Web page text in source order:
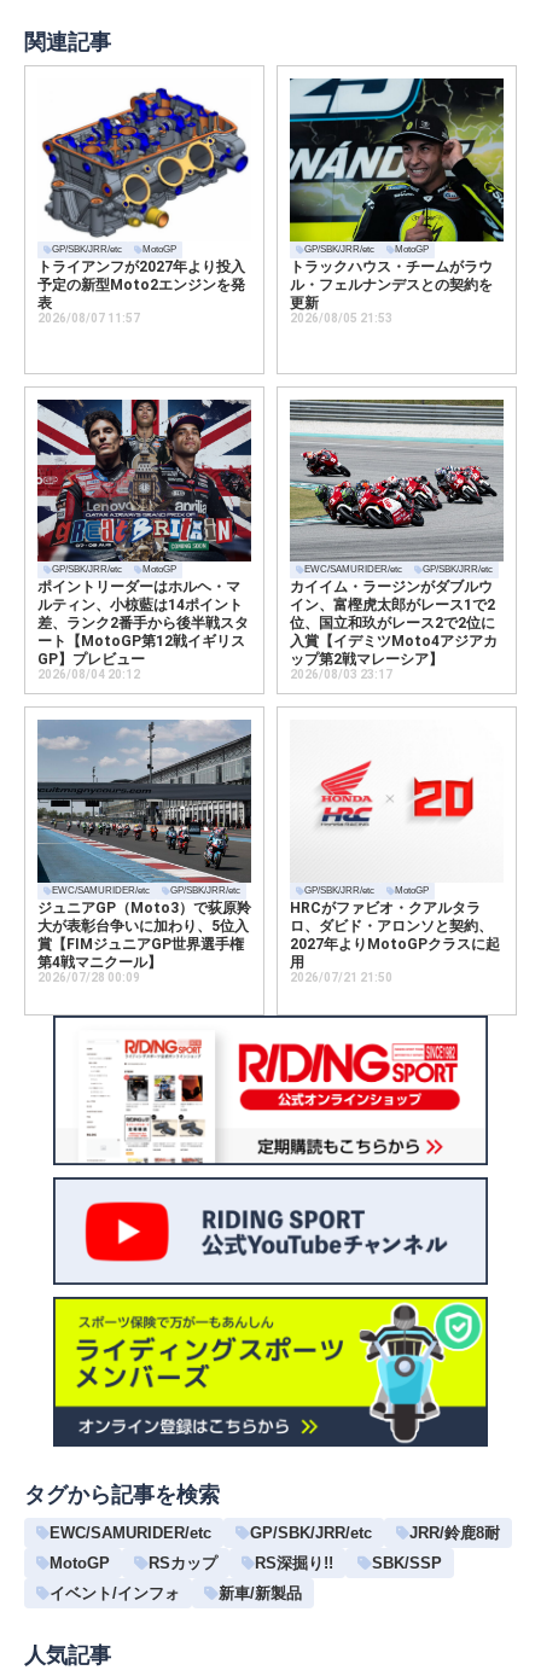
関連記事
GP/SBK/JRR/etc MotoGP
トライアンフが2027年より投入
予定の新型Moto2エンジンを発
表
2026/08/07 11:57
GP/SBK/JRR/etc MotoGP
トラックハウス・チームがラウ
ル・フェルナンデスとの契約を
更新
2026/08/05 21:53
GP/SBK/JRR/etc MotoGP
ポイントリーダーはホルヘ・マ
ルティン、小椋藍は14ポイント
差、ランク2番手から後半戦スタ
ート【MotoGP第12戦イギリス
GP】プレビュー
2026/08/04 20:12
EWC/SAMURIDER/etc GP/SBK/JRR/etc
カイイム・ラージンがダブルウ
イン、富樫虎太郎がレース1で2
位、国立和玖がレース2で2位に
入賞【イデミツMoto4アジアカ
ップ第2戦マレーシア】
2026/08/03 23:17
EWC/SAMURIDER/etc GP/SBK/JRR/etc
ジュニアGP（Moto3）で荻原羚
大が表彰台争いに加わり、5位入
賞【FIMジュニアGP世界選手権
第4戦マニクール】
2026/07/28 00:09
GP/SBK/JRR/etc MotoGP
HRCがファビオ・クアルタラ
ロ、ダビド・アロンソと契約、
2027年よりMotoGPクラスに起
用
2026/07/21 21:50
タグから記事を検索
EWC/SAMURIDER/etc GP/SBK/JRR/etc
JRR/鈴鹿8耐
MotoGP
RSカップ RS深掘り!!
SBK/SSP
イベント/インフォ
新車/新製品
人気記事